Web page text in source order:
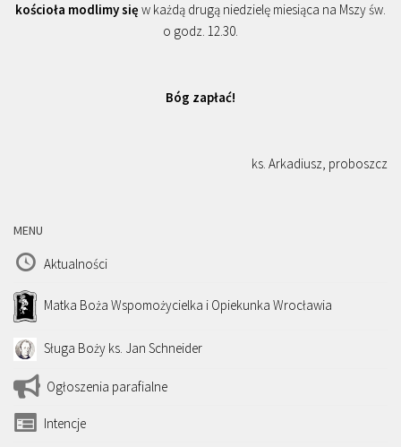
kościoła modlimy się w każdą drugą niedzielę miesiąca na Mszy św.
o godz. 12.30.
Bóg zapłać!
ks. Arkadiusz, proboszcz
MENU
Aktualności
Matka Boża Wspomożycielka i Opiekunka Wrocławia
Sługa Boży ks. Jan Schneider
Ogłoszenia parafialne
Intencje